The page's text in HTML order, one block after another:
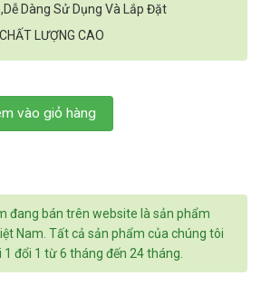
Dàng Sử Dụng Và Lắp Đặt
LƯỢNG CAO
Màu Đen số lượng
vào giỏ hàng
đang bán trên website là sản phẩm
Nam. Tất cả sản phẩm của chúng tôi
đổi 1 từ 6 tháng đến 24 tháng.